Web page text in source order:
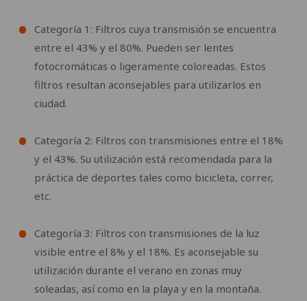
Categoría 1: Filtros cuya transmisión se encuentra
entre el 43% y el 80%. Pueden ser lentes
fotocromáticas o ligeramente coloreadas. Estos
filtros resultan aconsejables para utilizarlos en
ciudad.
Categoría 2: Filtros con transmisiones entre el 18%
y el 43%. Su utilización está recomendada para la
práctica de deportes tales como bicicleta, correr,
etc.
Categoría 3: Filtros con transmisiones de la luz
visible entre el 8% y el 18%. Es aconsejable su
utilización durante el verano en zonas muy
soleadas, así como en la playa y en la montaña.